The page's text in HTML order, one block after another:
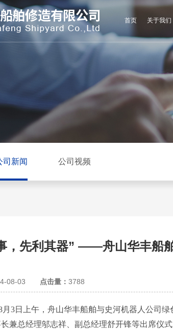
首页 关于我们
司新闻 公司视频
，先利其器” ——舟山华丰船
08-03 点击量： 3788
月3日上午，舟山华丰船舶与史河机器人公司
兼总经理邬志祥、副总经理舒开锋等出席仪